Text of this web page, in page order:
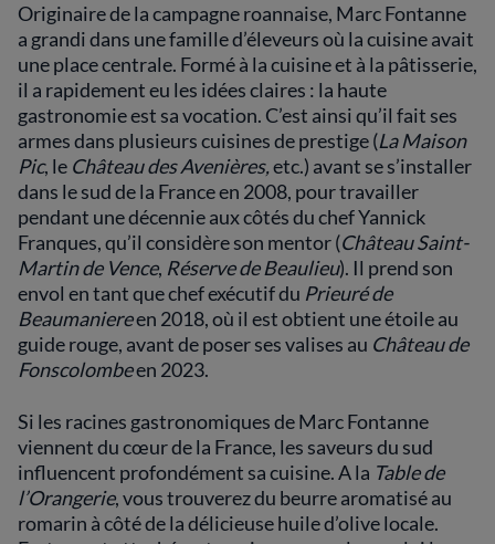
Originaire de la campagne roannaise, Marc Fontanne
a grandi dans une famille d’éleveurs où la cuisine avait
une place centrale. Formé à la cuisine et à la pâtisserie,
il a rapidement eu les idées claires : la haute
gastronomie est sa vocation. C’est ainsi qu’il fait ses
armes dans plusieurs cuisines de prestige (La Maison
Pic, le Château des Avenières,etc.) avant se s’installer
dans le sud de la France en 2008, pour travailler
pendant une décennie aux côtés du chef Yannick
Franques, qu’il considère son mentor (Château Saint-
Martin de Vence, Réserve de Beaulieu). Il prend son
envol en tant que chef exécutif du Prieuré de
Beaumaniereen 2018, où il est obtient une étoile au
guide rouge, avant de poser ses valises au Château de
Fonscolombeen 2023.
Si les racines gastronomiques de Marc Fontanne
viennent du cœur de la France, les saveurs du sud
influencent profondément sa cuisine. A la Table de
l’Orangerie, vous trouverez du beurre aromatisé au
romarin à côté de la délicieuse huile d’olive locale.